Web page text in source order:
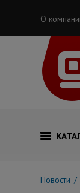
О
Новости